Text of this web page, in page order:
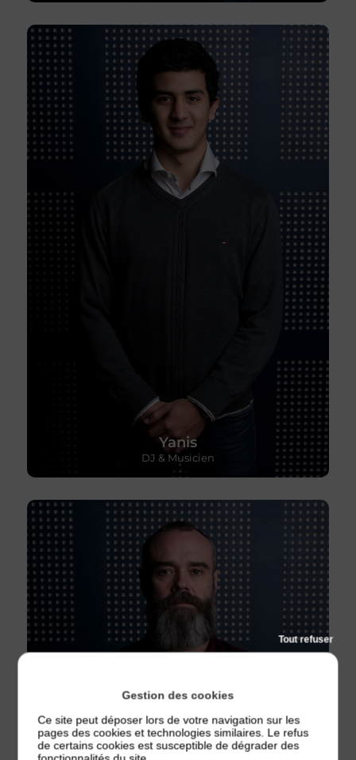
Yanis
DJ & Musicien
Gestion des cookies
Ce site peut déposer lors de votre navigation sur les
pages des cookies et technologies similaires. Le refus
de certains cookies est susceptible de dégrader des
Tout refuser